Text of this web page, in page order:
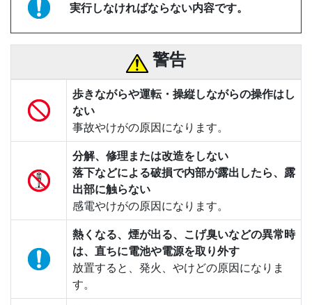
実行しなければならない内容です。
警告
歩きながらや運転・操縦しながらの操作はし
ない
事故やけがの原因になります。
分解、修理または改造をしない
落下などによる破損で内部が露出したら、露
出部に触らない
感電やけがの原因になります。
熱くなる、煙が出る、こげ臭いなどの異常時
は、直ちに電池や電源を取り外す
放置すると、発火、やけどの原因になりま
す。